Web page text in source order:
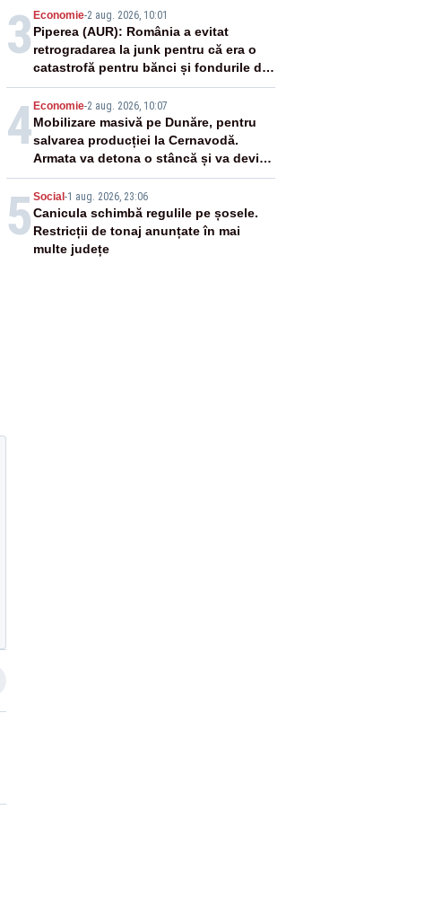
3 Economie-2 aug. 2026, 10:01
Piperea (AUR): România a evitat
retrogradarea la junk pentru că era o
catastrofă pentru bănci și fondurile de
pensii
4 Economie-2 aug. 2026, 10:07
Mobilizare masivă pe Dunăre, pentru
salvarea producției la Cernavodă.
Armata va detona o stâncă și va devia
apa fluviului - IMAGINI AERIENE
5 Social -1 aug. 2026, 23:06
Canicula schimbă regulile pe șosele.
Restricții de tonaj anunțate în mai
multe județe